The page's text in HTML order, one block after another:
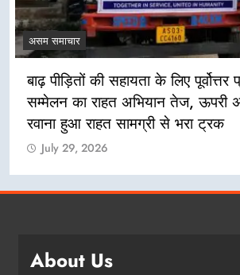
असम समाचार
बाढ़ पीड़ितों की सहायता के लिए पूर्वोत्तर
सम्मेलन का राहत अभियान तेज, ऊपरी
रवाना हुआ राहत सामग्री से भरा ट्रक
July 29, 2026
About Us